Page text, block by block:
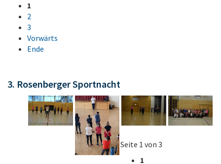
1
2
3
Vorwärts
Ende
3. Rosenberger Sportnacht
Seite 1 von 3
1